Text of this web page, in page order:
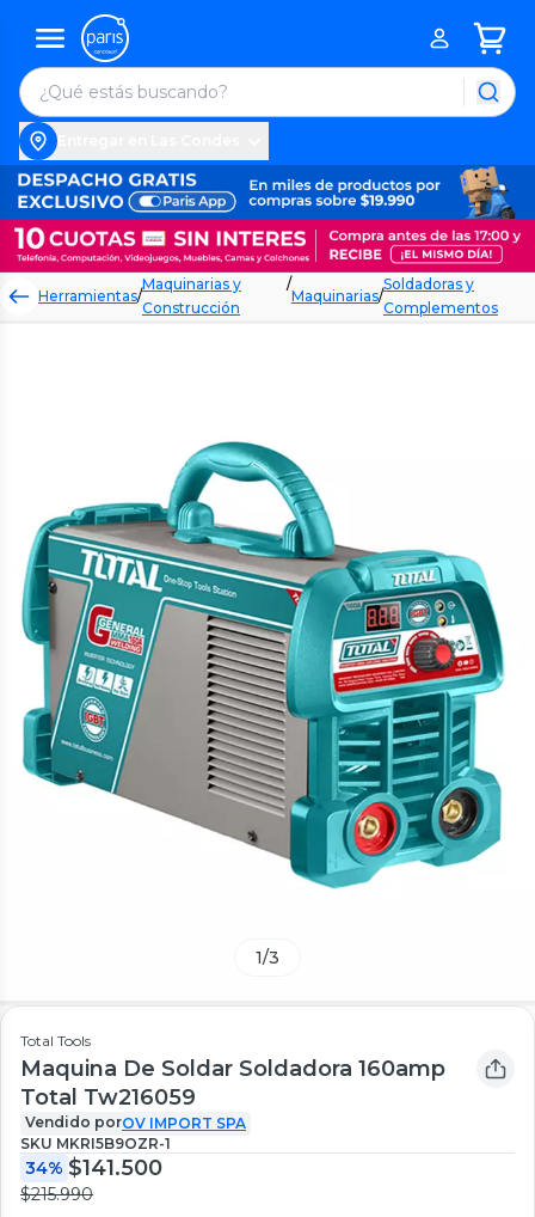
Herramientas/
Maquinarias y
Construcción
/
Maquinarias/
Soldadoras y
Complementos
1/3
Total Tools
Maquina De Soldar Soldadora 160amp
Total Tw216059
Vendido porOV IMPORT SPA
SKU MKRI5B9OZR-1
34% $141.500
$215.990